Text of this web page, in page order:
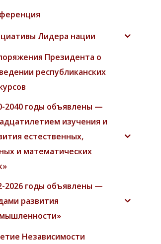
Лидера нации
Президента о
республиканских
2040 годы объявлены —
изучения и
естественных,
и математических
2026 годы объявлены —
развития
Независимости